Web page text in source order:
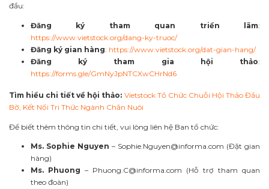
đầu:
Đăng ký tham quan triển lãm:
https://www.vietstock.org/dang-ky-truoc/
Đăng ký gian hàng: https://www.vietstock.org/dat-gian-hang/
Đăng ký tham gia hội thảo:
https://forms.gle/GmNyJpNTCXwCHrNd6
Tìm hiểu chi tiết về hội thảo: Vietstock Tổ Chức Chuỗi Hội Thảo Đầu
Bờ, Kết Nối Tri Thức Ngành Chăn Nuôi
Để biết thêm thông tin chi tiết, vui lòng liên hệ Ban tổ chức:
Ms. Sophie Nguyen – Sophie.Nguyen@informa.com (Đặt gian
hàng)
Ms. Phuong – Phuong.C@informa.com (Hỗ trợ tham quan
theo đoàn)